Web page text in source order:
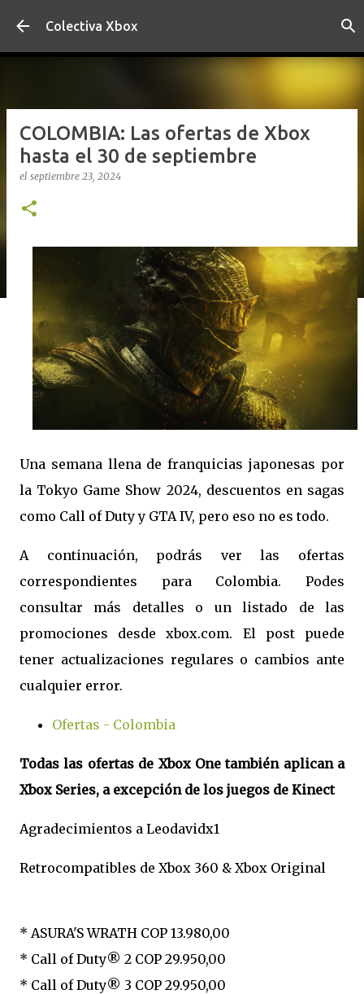
Ir al contenido principal
Colectiva Xbox
COLOMBIA: Las ofertas de Xbox
hasta el 30 de septiembre
el septiembre 23, 2024
Una semana llena de franquicias japonesas por
la Tokyo Game Show 2024, descuentos en sagas
como Call of Duty y GTA IV, pero eso no es todo.
A continuación, podrás ver las ofertas
correspondientes para Colombia. Podes
consultar más detalles o un listado de las
promociones desde xbox.com. El post puede
tener actualizaciones regulares o cambios ante
cualquier error.
Ofertas - Colombia
Todas las ofertas de Xbox One también aplican a
Xbox Series, a excepción de los juegos de Kinect
Agradecimientos a Leodavidx1
Retrocompatibles de Xbox 360 & Xbox Original
* ASURA'S WRATH COP 13.980,00
* Call of Duty® 2 COP 29.950,00
* Call of Duty® 3 COP 29.950,00